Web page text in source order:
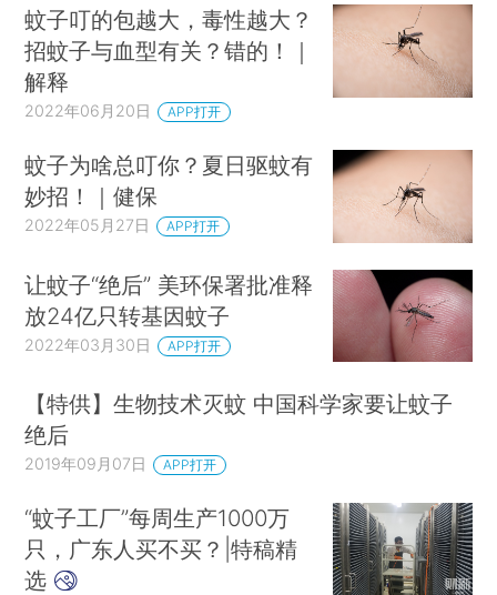
蚊子叮的包越大，毒性越大？
招蚊子与血型有关？错的！｜
解释
2022年06月20日 APP打开
蚊子为啥总叮你？夏日驱蚊有
妙招！｜健保
2022年05月27日 APP打开
让蚊子“绝后” 美环保署批准释
放24亿只转基因蚊子
2022年03月30日 APP打开
【特供】生物技术灭蚊 中国科学家要让蚊子
绝后
2019年09月07日 APP打开
“蚊子工厂”每周生产1000万
只，广东人买不买？|特稿精
选